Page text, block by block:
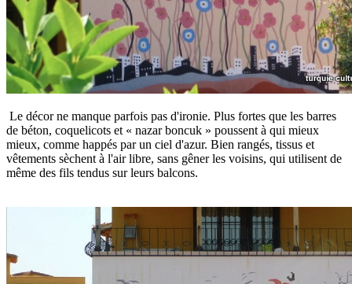
Le décor ne manque parfois pas d'ironie. Plus fortes que les barres
de béton, coquelicots et « nazar boncuk » poussent à qui mieux
mieux, comme happés par un ciel d'azur. Bien rangés, tissus et
vêtements sèchent à l'air libre, sans gêner les voisins, qui utilisent de
même des fils tendus sur leurs balcons.